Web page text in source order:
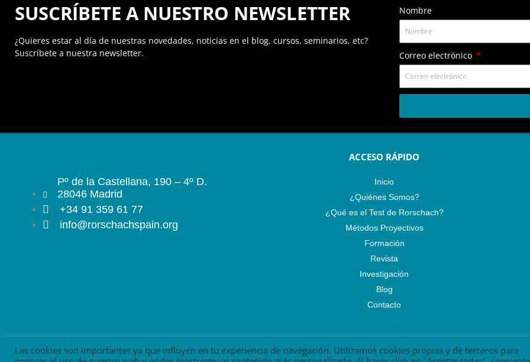
SUSCRÍBETE A NUESTRO NEWSLETTER
¿Quieres estar al día de nuestras novedades, noticias en el blog, cursos, seminarios, etc?
Suscríbete a nuestra newsletter.
Nombre
Correo electrónico
Pº de la Castellana, 190 – 4º D.
28046 Madrid
+34 91 359 61 77
info@rorschachspain.org
ACCESO RÁPIDO
Inicio
¿Quiénes Somos?
¿Qué es el Test de Rorschach?
Métodos Proyectivos
Formación
Revista
Investigación
Blog
Contacto
Copyright by Rorschach Spain 2023
Las cookies son importantes ya que influyen en tu experiencia de navegación. Utilizamos cookies propias y de terceros para